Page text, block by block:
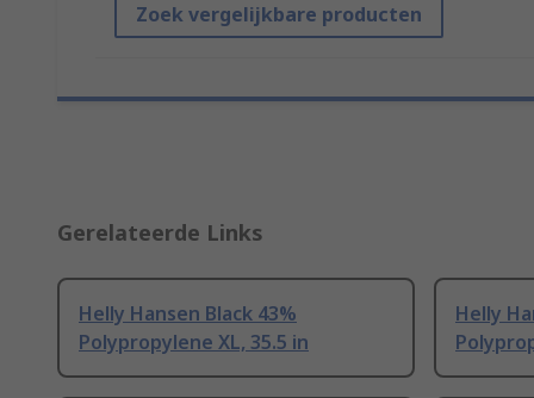
Zoek vergelijkbare producten
Gerelateerde Links
Helly Hansen Black 43%
Polypropylene XL, 35.5 in
Helly